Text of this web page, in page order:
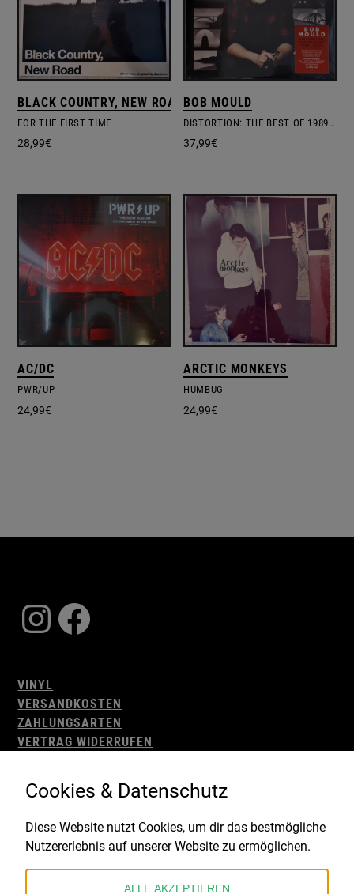
BLACK COUNTRY, NEW ROAD
FOR THE FIRST TIME
28,99€
BOB MOULD
DISTORTION: THE BEST OF 1989 – 2019
37,99€
AC/DC
PWR/UP
24,99€
ARCTIC MONKEYS
HUMBUG
24,99€
Instagram
Facebook
VINYL
VERSANDKOSTEN
ZAHLUNGSARTEN
VERTRAG WIDERRUFEN
WIDERRUFSBELEHRUNG
IMPRESSUM
Gefördert durch:
Cookies & Datenschutz
Diese Website nutzt Cookies, um dir das bestmögliche
Nutzererlebnis auf unserer Website zu ermöglichen.
ALLE AKZEPTIEREN